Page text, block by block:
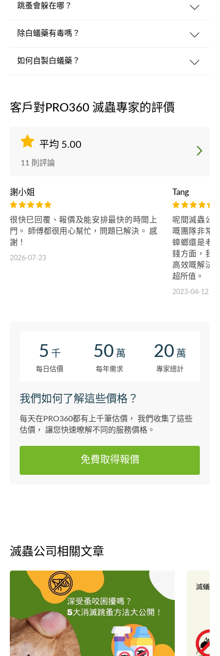
跳蚤會躲在哪？
除白蟻藥有毒嗎？
如何自製白蟻藥？
客戶對PRO360 滅蟲專家的評價
平均 5.00
11 則評論
謝小姐
很快巳回覆、報價及能安排最快的時間上
門。 師傅都很用心幫忙，問題巳解決。 感
謝！
2026-07-23
Tang
呢間滅蟲公
嘅團隊非常
蟑螂還是老
錢方面，我
高效嘅解決
超所值。
2023-04-12
5 千
每日估價
50 萬
每年需求
20 萬
專家總計
我們如何了解這些價格？
每天在PRO360都有上千筆估價， 我們收集了這些
估價， 讓您快速暸解不同的服務價格。
免費取得報價
滅蟲公司相關文章